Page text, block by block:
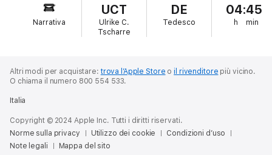
die sich allen und für alles öffnet. Ein abenteuerliches
Hörerlebnis mit Alissa Walser, Anna Kim, Arno Geiger, Henning
Ahrens, Jens Mühling, Judith Hermann, Julia Schoch, Kristof
Magnusson, Maruan Paschen, Mirko Bonné, Nora Bossong, Olga
Narrativa
UCT
Ulrike C.
Tscharre
DE
Tedesco
04:45
h min
Altri modi per acquistare:trova l’Apple Store oil rivenditore più vicino.
O chiama il numero 800 554 533.
Italia
Copyright © 2024 Apple Inc. Tutti i diritti riservati.
Norme sulla privacy
Utilizzo dei cookie
Condizioni d’uso
Note legali
Mappa del sito